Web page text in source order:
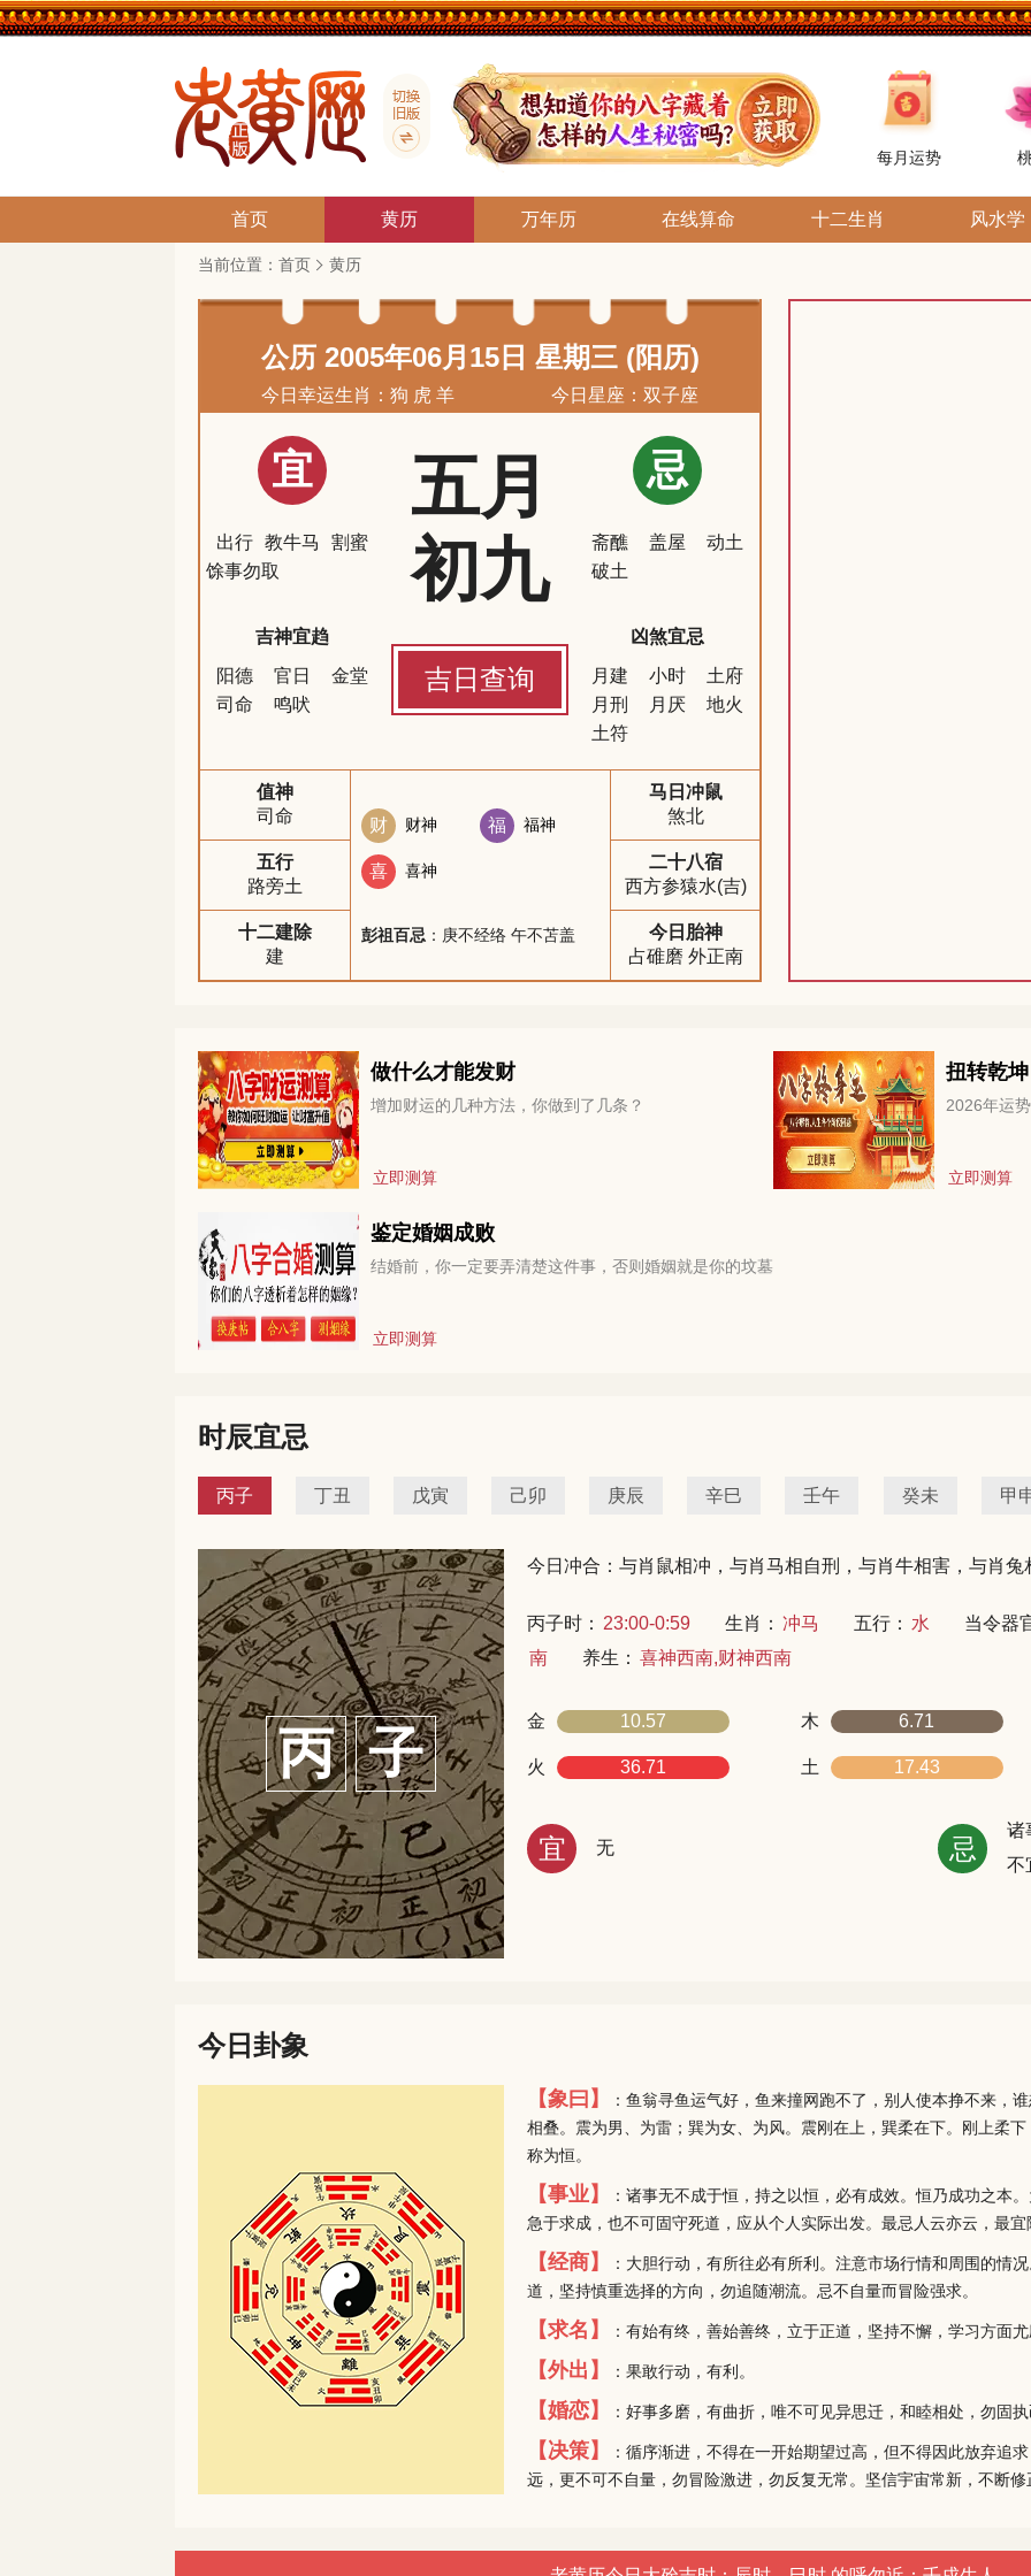
每月运势
首页 黄历 万年历 在线算命 十二生肖 风水学
当前位置： 首页 黄历
公历 2005年06月15日 星期三 (阳历)
今日幸运生肖：狗 虎 羊 今日星座：双子座
宜
出行 教牛马
割蜜
馀事勿取
吉神宜趋
阳德
官日
金堂
司命
鸣吠
五月
初九
吉日查询
忌
斋醮 盖屋
动土
破土
凶煞宜忌
月建
小时
土府
月刑
月厌
地火
土符
值神
司命
五行
路旁土
十二建除
建
财 财神 福 福神
喜 喜神
彭祖百忌 ：庚不经络 午不苫盖
马日冲鼠
煞北
二十八宿
西方参猿水(吉)
今日胎神
占碓磨 外正南
做什么才能发财
增加财运的几种方法，你做到了几条？
立即测算
扭转乾
2026年运
立即测算
鉴定婚姻成败
结婚前，你一定要弄清楚这件事，否则婚姻就是你的坟墓
立即测算
时辰宜忌
丙子 丁丑 戊寅 己卯 庚辰 辛巳 壬午 癸未 甲
丙 子
今日冲合：与肖鼠相冲，与肖马相自刑，与肖牛相害，与肖
丙子时： 23:00-0:59 生肖： 冲马 五行： 水
当令器
南
养生： 喜神西南,财神西南
金 10.57 木 6.71
火 36.71 土 17.43
宜 无 忌
诸
不
今日卦象
【象曰】
：鱼翁寻鱼运气好，鱼来撞网跑不了，别人使本挣不来，
相叠。震为男、为雷；巽为女、为风。震刚在上，巽柔在下。刚上柔
称为恒。
【事业】
：诸事无不成于恒，持之以恒，必有成效。恒乃成功之本
急于求成，也不可固守死道，应从个人实际出发。最忌人云亦云，最
【经商】
：大胆行动，有所往必有所利。注意市场行情和周围的情
道，坚持慎重选择的方向，勿追随潮流。忌不自量而冒险强求。
【求名】 ：有始有终，善始善终，立于正道，坚持不懈，学习方面
【外出】 ：果敢行动，有利。
【婚恋】 ：好事多磨，有曲折，唯不可见异思迁，和睦相处，勿固
【决策】
：循序渐进，不得在一开始期望过高，但不得因此放弃追
远，更不可不自量，勿冒险激进，勿反复无常。坚信宇宙常新，不断